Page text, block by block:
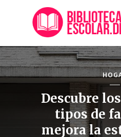
Descubre
tipos de
mejora la